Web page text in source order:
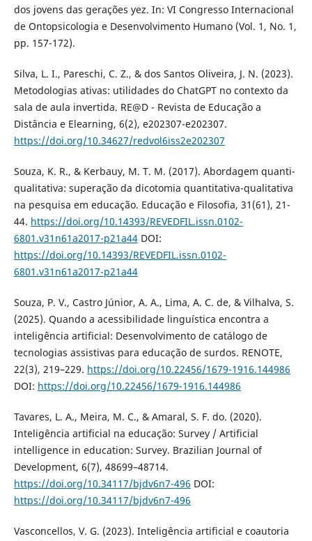
dos jovens das gerações yez. In: VI Congresso Internacional
de Ontopsicologia e Desenvolvimento Humano (Vol. 1, No. 1,
pp. 157-172).
Silva, L. I., Pareschi, C. Z., & dos Santos Oliveira, J. N. (2023).
Metodologias ativas: utilidades do ChatGPT no contexto da
sala de aula invertida. RE@D - Revista de Educação a
Distância e Elearning, 6(2), e202307-e202307.
https://doi.org/10.34627/redvol6iss2e202307
Souza, K. R., & Kerbauy, M. T. M. (2017). Abordagem quanti-
qualitativa: superação da dicotomia quantitativa-qualitativa
na pesquisa em educação. Educação e Filosofia, 31(61), 21-
44. https://doi.org/10.14393/REVEDFIL.issn.0102-
6801.v31n61a2017-p21a44DOI:
https://doi.org/10.14393/REVEDFIL.issn.0102-
6801.v31n61a2017-p21a44
Souza, P. V., Castro Júnior, A. A., Lima, A. C. de, & Vilhalva, S.
(2025). Quando a acessibilidade linguística encontra a
inteligência artificial: Desenvolvimento de catálogo de
tecnologias assistivas para educação de surdos. RENOTE,
22(3), 219–229. https://doi.org/10.22456/1679-1916.144986
DOI: https://doi.org/10.22456/1679-1916.144986
Tavares, L. A., Meira, M. C., & Amaral, S. F. do. (2020).
Inteligência artificial na educação: Survey / Artificial
intelligence in education: Survey. Brazilian Journal of
Development, 6(7), 48699–48714.
https://doi.org/10.34117/bjdv6n7-496 DOI:
https://doi.org/10.34117/bjdv6n7-496
Vasconcellos, V. G. (2023). Inteligência artificial e coautoria